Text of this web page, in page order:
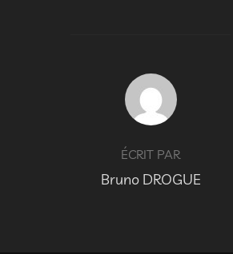
AUTEUR DE LA PUBLICATION
ÉCRIT PAR
Bruno DROGUE